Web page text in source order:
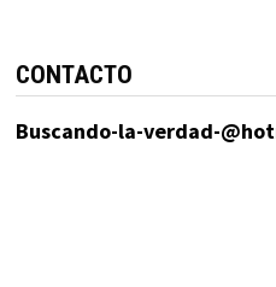
CONTACTO
Buscando-la-verdad-